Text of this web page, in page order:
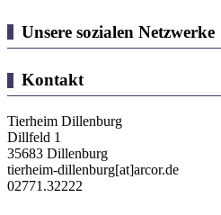
Unsere sozialen Netzwerke
Kontakt
Tierheim Dillenburg
Dillfeld 1
35683 Dillenburg
tierheim-dillenburg[at]arcor.de
02771.32222